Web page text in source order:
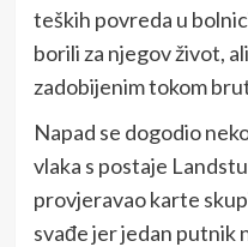
teških povreda u
borili za njegov život,
zadobijenim tokom
Napad se dogodio
vlaka s postaje
provjeravao karte
svađe jer jedan putnik